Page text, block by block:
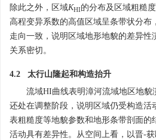
除此之外，区域KHI的分布及区域粗糙
高程变异系数的高值区域呈条带状分布
走向一致，说明区域地形地貌的差异性
关系密切。
4.2 太行山隆起和构造抬升
流域HI曲线表明漳河流域地区地貌
还处在调整阶段，说明区域仍受构造活
表粗糙度等地貌参数和地形条带剖面的
活动具有差异性。从空间上看，以晋-